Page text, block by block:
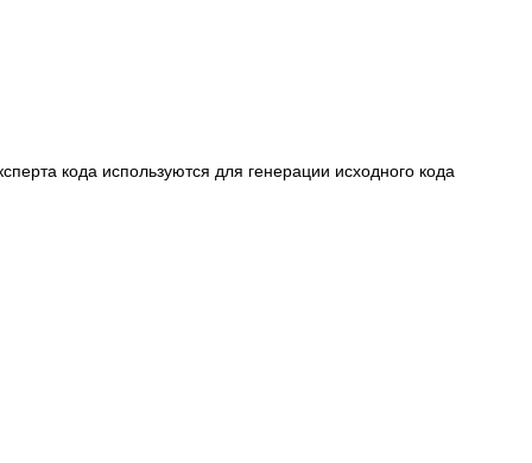
кода используются для генерации исходного кода